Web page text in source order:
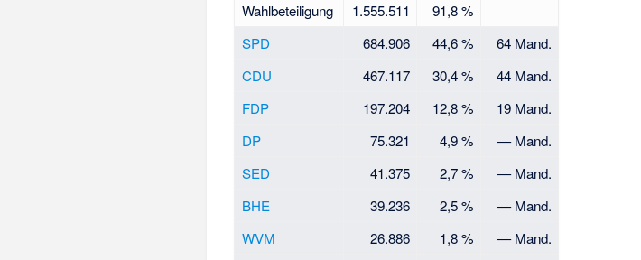
Wahlbeteiligung
1.555.511
91,8 %
SPD
684.906 44,6 %
64 Mand.
CDU
467.117 30,4 %
44 Mand.
FDP
197.204 12,8 %
19 Mand.
DP
75.321 4,9 %
— Mand.
SED
41.375 2,7 %
— Mand.
BHE
39.236 2,5 %
— Mand.
WVM
26.886 1,8 %
— Mand.